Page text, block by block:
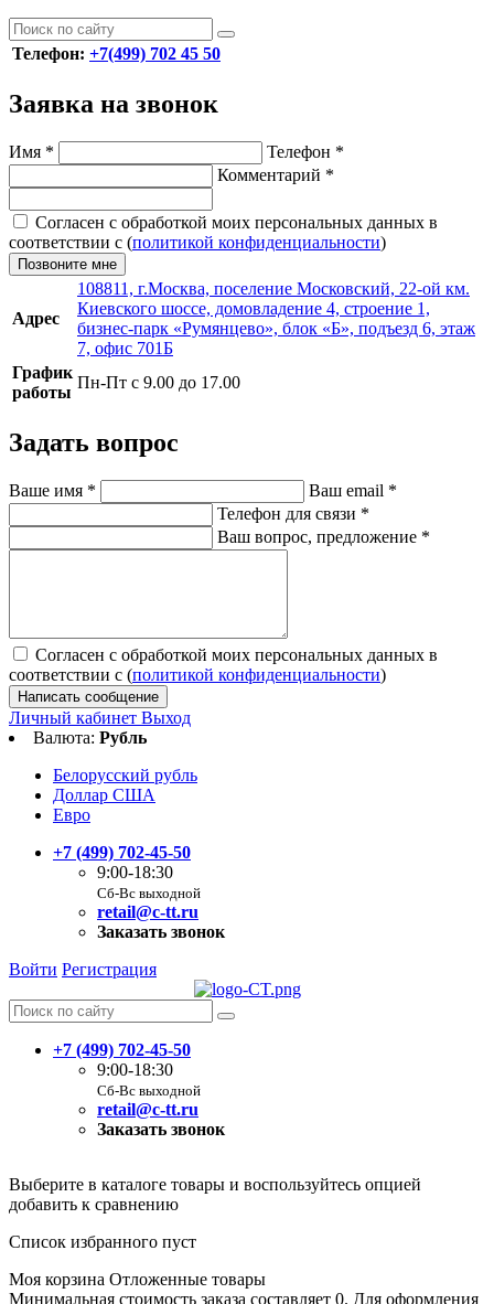
Телефон: +7(499) 702 45 50
Заявка на звонок
Имя * Телефон *
Комментарий *
Согласен с обработкой моих персональных данных в
соответствии с (политикой конфиденциальности)
Позвоните мне
Адрес
108811, г.Москва, поселение Московский, 22-ой км.
Киевского шоссе, домовладение 4, строение 1,
бизнес-парк «Румянцево», блок «Б», подъезд 6, этаж
7, офис 701Б
График
работы
Пн-Пт с 9.00 до 17.00
Задать вопрос
Ваше имя * Ваш email *
Телефон для связи *
Ваш вопрос, предложение *
Согласен с обработкой моих персональных данных в
соответствии с (политикой конфиденциальности)
Написать сообщение
Личный кабинет Выход
Валюта: Рубль
Белорусский рубль
Доллар США
Евро
+7 (499) 702-45-50
9:00-18:30
Сб-Вс выходной
retail@c-tt.ru
Заказать звонок
Войти Регистрация
+7 (499) 702-45-50
9:00-18:30
Сб-Вс выходной
retail@c-tt.ru
Заказать звонок
Выберите в каталоге товары и воспользуйтесь опцией
добавить к сравнению
Список избранного пуст
Моя корзина Отложенные товары
Минимальная стоимость заказа составляет 0. Для оформления